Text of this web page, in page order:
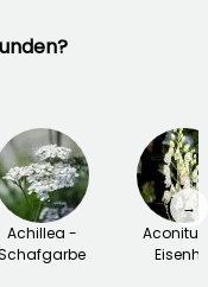
Achillea -
→